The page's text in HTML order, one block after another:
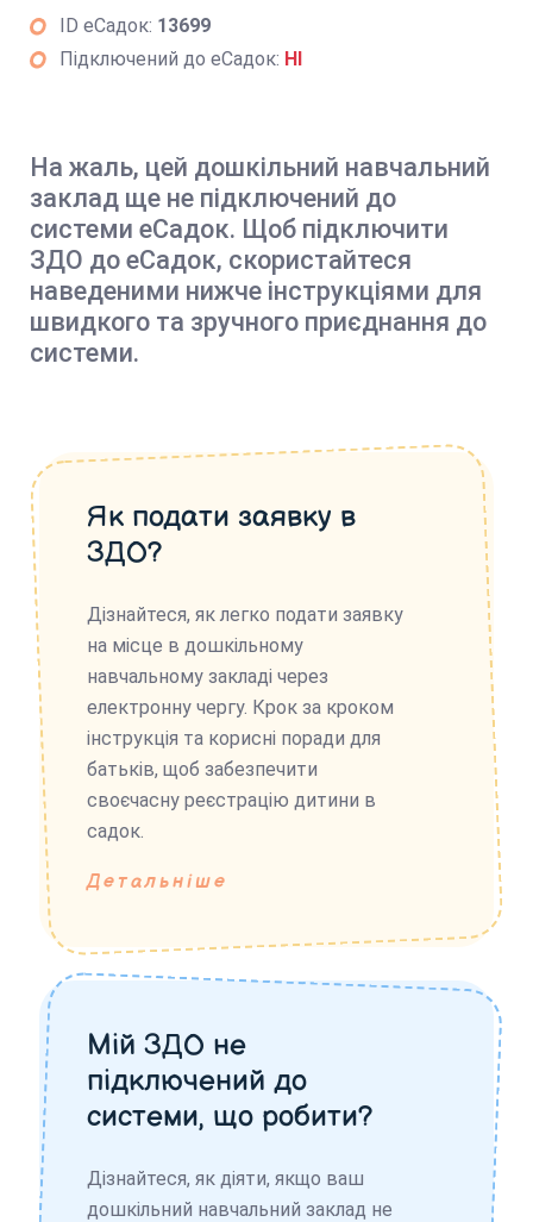
ID еСадок: 13699
Підключений до еСадок: НІ
На жаль, цей дошкільний навчальний
заклад ще не підключений до
системи еСадок. Щоб підключити
ЗДО до еСадок, скористайтеся
наведеними нижче інструкціями для
швидкого та зручного приєднання до
системи.
Як подати заявку в
ЗДО?
Дізнайтеся, як легко подати заявку
на місце в дошкільному
навчальному закладі через
електронну чергу. Крок за кроком
інструкція та корисні поради для
батьків, щоб забезпечити
своєчасну реєстрацію дитини в
садок.
Детальніше
Мій ЗДО не
підключений до
системи, що робити?
Дізнайтеся, як діяти, якщо ваш
дошкільний навчальний заклад не